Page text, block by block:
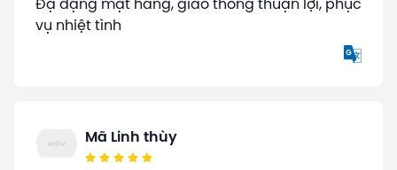
Đạ dạng mặt hàng, giao thông thuận lợi, phục
vụ nhiệt tình
Mã Linh thùy